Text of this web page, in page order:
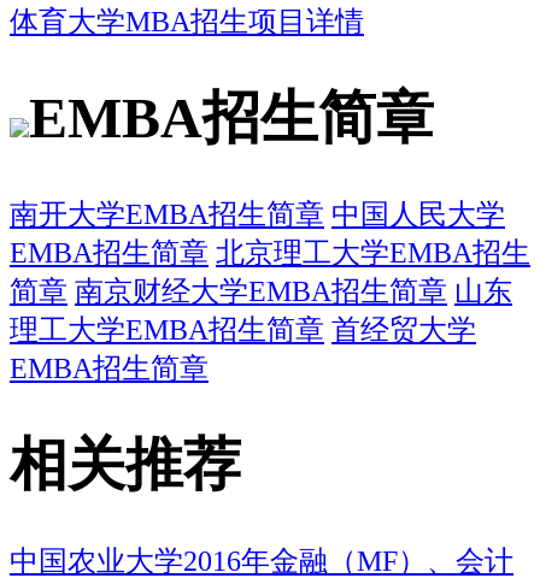
体育大学MBA招生项目详情
EMBA招生简章
南开大学EMBA招生简章 中国人民大学
EMBA招生简章 北京理工大学EMBA招生
简章 南京财经大学EMBA招生简章 山东
理工大学EMBA招生简章 首经贸大学
EMBA招生简章
相关推荐
中国农业大学2016年金融（MF）、会计